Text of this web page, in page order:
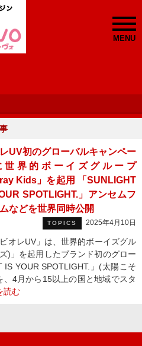
MENU
UV初のグローバルキャンペー
世界的ボーイズグループ
Kids」を起用 「SUNLIGHT
SPOTLIGHT.」アンセムフ
などを世界同時公開
TOPICS 2025年4月10日
オレUV」は、世界的ボーイズグル
)」を起用したブランド初のグロー
YOUR SPOTLIGHT.」(太陽こそ
4月から15以上の国と地域でスタ
読む